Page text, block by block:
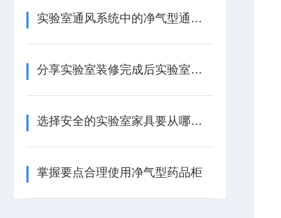
实验室通风系统中的净气型通风柜选型与布局
分享实验室装修完成后实验室中常配置的设备有哪些？
选择安全的实验室家具要从哪几点考虑
掌握要点合理使用净气型药品柜